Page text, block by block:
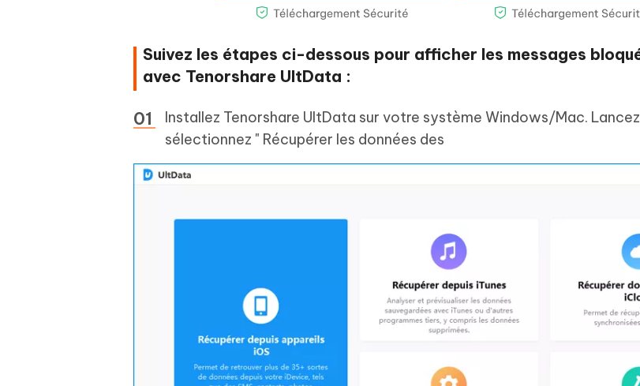
Suivez les étapes ci-dessous pour afficher les messages
avec Tenorshare UltData :
Installez Tenorshare UltData sur votre système Windows/Mac.
sélectionnez " Récupérer les données des